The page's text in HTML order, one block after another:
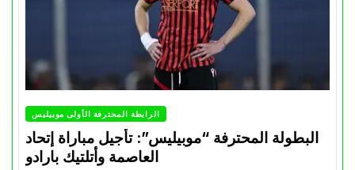
الرابطة المحترفة الأولى موبيليس
البطولة المحترفة “موبيليس”: تأجيل مباراة إتحاد
العاصمة وأتلتيك بارادو